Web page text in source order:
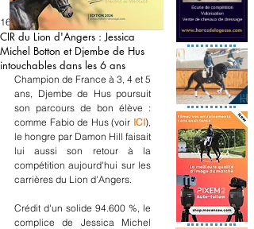
CIR du Lion d'Angers : Jessica
Michel Botton et Djembe de Hus
intouchables dans les 6 ans
16 avr. 2021
Champion de France à 3, 4 et 5
ans, Djembe de Hus poursuit
son parcours de bon élève :
comme Fabio de Hus (voir ICI),
le hongre par Damon Hill faisait
lui aussi son retour à la
compétition aujourd'hui sur les
carrières du Lion d'Angers.
Crédit d'un solide 94.600 %, le
complice de Jessica Michel